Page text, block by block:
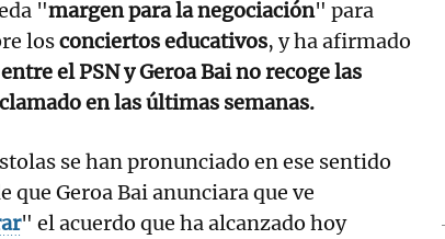
"margen para la negociación" para
losconciertos educativos, y ha afirmado
el PSN y Geroa Bai no recoge las
en las últimas semanas.
se han pronunciado en ese sentido
que Geroa Bai anunciara que ve
" el acuerdo que ha alcanzado hoy